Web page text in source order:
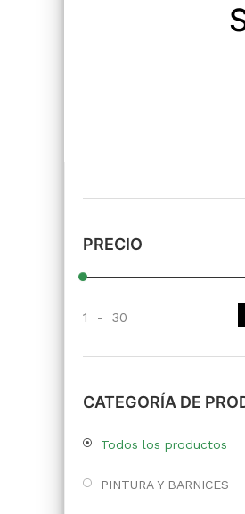
PRECIO
1 - 30
CATEGORÍA DE
Todos los productos
PINTURA Y BARNICES